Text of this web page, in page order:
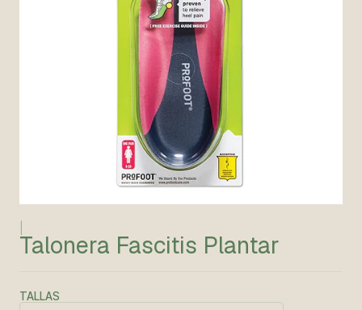
Talonera Fascitis Plantar
TALLAS